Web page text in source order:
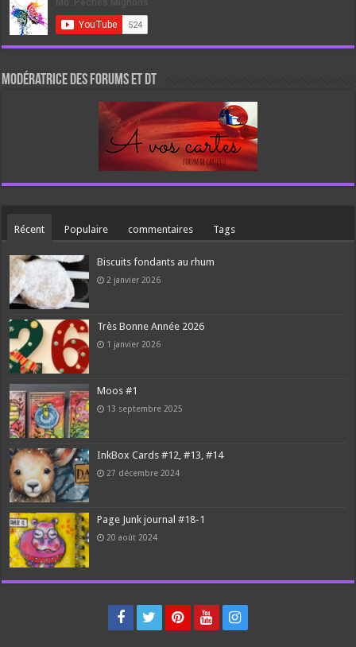
Modératrice des forums et DT
Récent Populaire commentaires Tags
Biscuits fondants au rhum
2 janvier 2026
Très Bonne Année 2026
1 janvier 2026
Moos #1
13 septembre 2025
InkBox Cards #12, #13, #14
27 décembre 2024
Page Junk journal #18-1
20 août 2024